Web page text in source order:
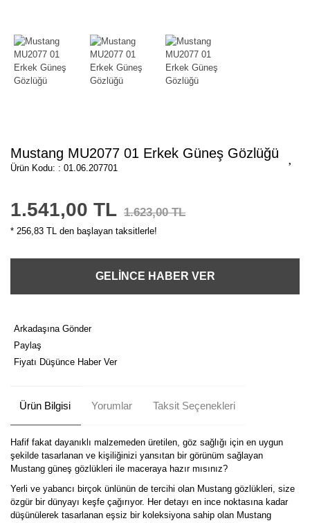
Mustang MU2077 01 Erkek Güneş Gözlüğü
Ürün Kodu: : 01.06.207701
1.541,00 TL 1.623,00 TL
* 256,83 TL den başlayan taksitlerle!
GELİNCE HABER VER
Arkadaşına Gönder
Paylaş
Fiyatı Düşünce Haber Ver
Ürün Bilgisi Yorumlar Taksit Seçenekleri
Hafif fakat dayanıklı malzemeden üretilen, göz sağlığı için en uygun
şekilde tasarlanan ve kişiliğinizi yansıtan bir görünüm sağlayan
Mustang güneş gözlükleri ile maceraya hazır mısınız?
Yerli ve yabancı birçok ünlünün de tercihi olan Mustang gözlükleri, size
özgür bir dünyayı keşfe çağırıyor. Her detayı en ince noktasına kadar
düşünülerek tasarlanan eşsiz bir koleksiyona sahip olan Mustang